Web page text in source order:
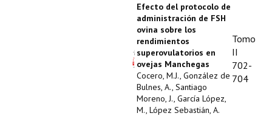
Efecto del protocolo de
administración de FSH
ovina sobre los
rendimientos
superovulatorios en
ovejas Manchegas
Cocero, M.J., González de
Bulnes, A., Santiago
Moreno, J., García López,
M., López Sebastián, A.
Tomo
II
702-
704